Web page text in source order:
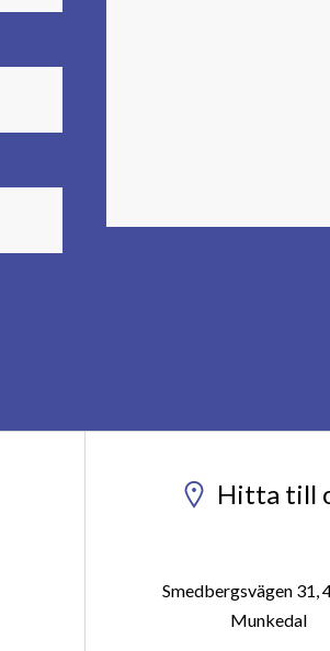
Hitta till
Smedbergsvägen 31,
Munkedal